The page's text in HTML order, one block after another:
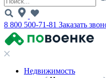
8 800 500-71-81 Заказать
Недвижимость